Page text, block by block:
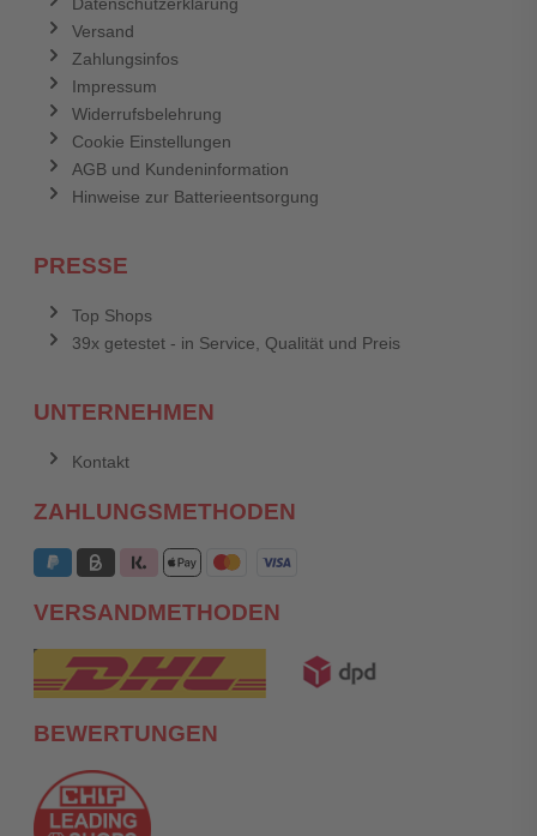
Versand
Zahlungsinfos
Impressum
Widerrufsbelehrung
Cookie Einstellungen
AGB und Kundeninformation
Hinweise zur Batterieentsorgung
PRESSE
Top Shops
39x getestet - in Service, Qualität und Preis
UNTERNEHMEN
Kontakt
ZAHLUNGSMETHODEN
VERSANDMETHODEN
BEWERTUNGEN